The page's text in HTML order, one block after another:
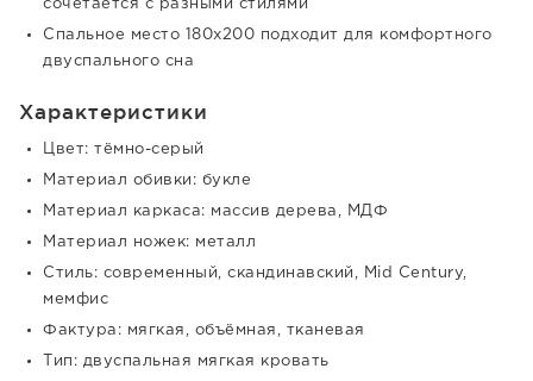
сочетается с разными стилями
Спальное место 180x200 подходит для комфортного
двуспального сна
Характеристики
Цвет: тёмно-серый
Материал обивки: букле
Материал каркаса: массив дерева, МДФ
Материал ножек: металл
Стиль: современный, скандинавский, Mid Century,
мемфис
Фактура: мягкая, объёмная, тканевая
Тип: двуспальная мягкая кровать